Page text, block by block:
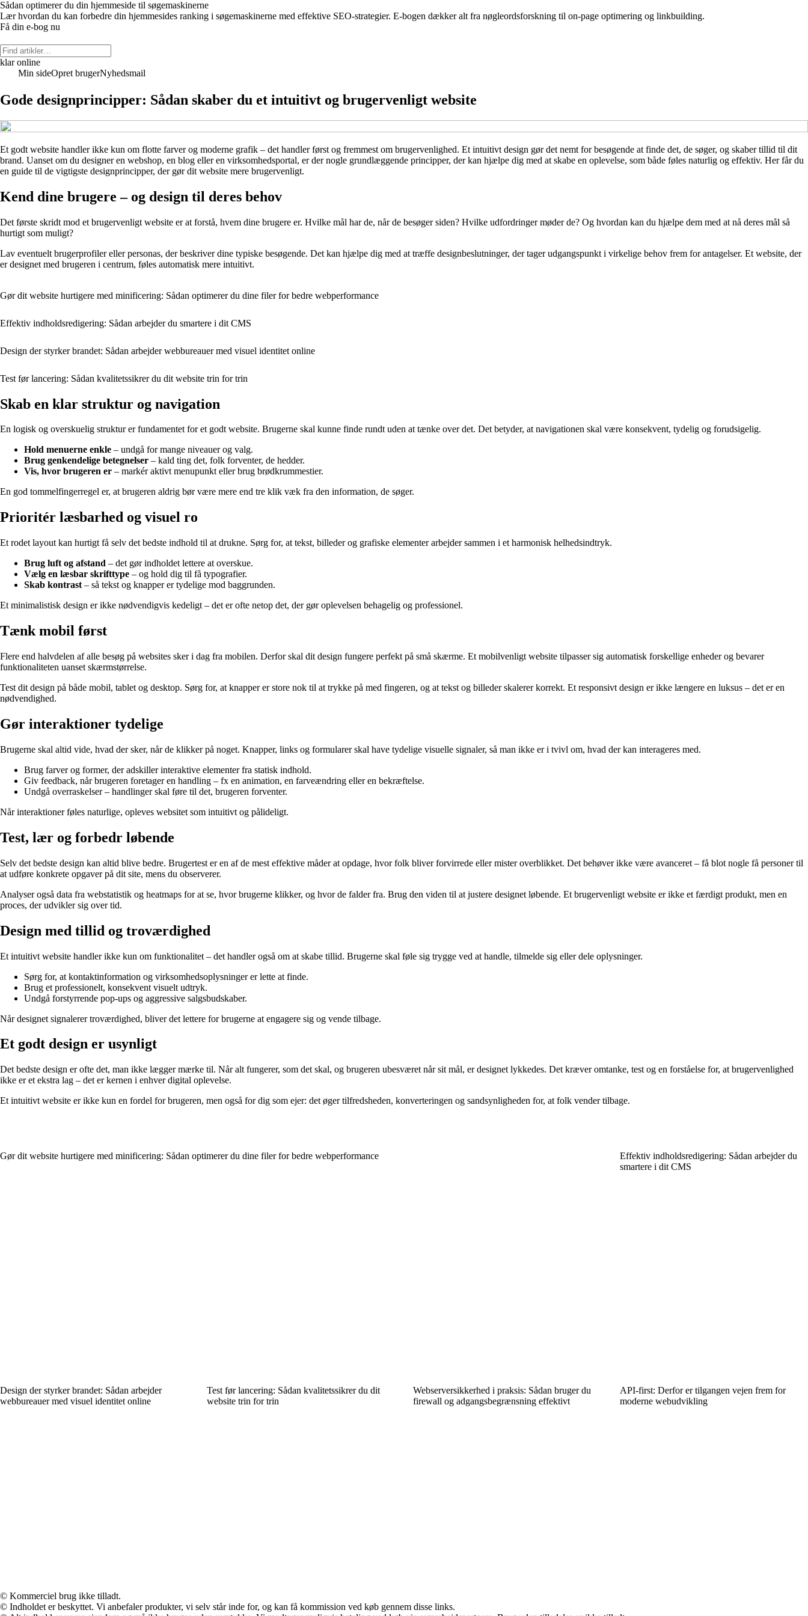
Sådan optimerer du din hjemmeside til søgemaskinerne
Lær hvordan du kan forbedre din hjemmesides ranking i søgemaskinerne med effektive SEO-strategier. E-bogen dækker alt fra nøgleordsforskning til on-page optimering og linkbuilding.
Få din e-bog nu
klar online
Min sideOpret brugerNyhedsmail
Gode designprincipper: Sådan skaber du et intuitivt og brugervenligt website
Et godt website handler ikke kun om flotte farver og moderne grafik – det handler først og fremmest om brugervenlighed. Et intuitivt design gør det nemt for besøgende at finde det, de søger, og skaber tillid til dit
brand. Uanset om du designer en webshop, en blog eller en virksomhedsportal, er der nogle grundlæggende principper, der kan hjælpe dig med at skabe en oplevelse, som både føles naturlig og effektiv. Her får du
en guide til de vigtigste designprincipper, der gør dit website mere brugervenligt.
Kend dine brugere – og design til deres behov
Det første skridt mod et brugervenligt website er at forstå, hvem dine brugere er. Hvilke mål har de, når de besøger siden? Hvilke udfordringer møder de? Og hvordan kan du hjælpe dem med at nå deres mål så
hurtigt som muligt?
Lav eventuelt brugerprofiler eller personas, der beskriver dine typiske besøgende. Det kan hjælpe dig med at træffe designbeslutninger, der tager udgangspunkt i virkelige behov frem for antagelser. Et website, der
er designet med brugeren i centrum, føles automatisk mere intuitivt.
Gør dit website hurtigere med minificering: Sådan optimerer du dine filer for bedre webperformance
Effektiv indholdsredigering: Sådan arbejder du smartere i dit CMS
Design der styrker brandet: Sådan arbejder webbureauer med visuel identitet online
Test før lancering: Sådan kvalitetssikrer du dit website trin for trin
Skab en klar struktur og navigation
En logisk og overskuelig struktur er fundamentet for et godt website. Brugerne skal kunne finde rundt uden at tænke over det. Det betyder, at navigationen skal være konsekvent, tydelig og forudsigelig.
Hold menuerne enkle – undgå for mange niveauer og valg.
Brug genkendelige betegnelser – kald ting det, folk forventer, de hedder.
Vis, hvor brugeren er – markér aktivt menupunkt eller brug brødkrummestier.
En god tommelfingerregel er, at brugeren aldrig bør være mere end tre klik væk fra den information, de søger.
Prioritér læsbarhed og visuel ro
Et rodet layout kan hurtigt få selv det bedste indhold til at drukne. Sørg for, at tekst, billeder og grafiske elementer arbejder sammen i et harmonisk helhedsindtryk.
Brug luft og afstand – det gør indholdet lettere at overskue.
Vælg en læsbar skrifttype – og hold dig til få typografier.
Skab kontrast – så tekst og knapper er tydelige mod baggrunden.
Et minimalistisk design er ikke nødvendigvis kedeligt – det er ofte netop det, der gør oplevelsen behagelig og professionel.
Tænk mobil først
Flere end halvdelen af alle besøg på websites sker i dag fra mobilen. Derfor skal dit design fungere perfekt på små skærme. Et mobilvenligt website tilpasser sig automatisk forskellige enheder og bevarer
funktionaliteten uanset skærmstørrelse.
Test dit design på både mobil, tablet og desktop. Sørg for, at knapper er store nok til at trykke på med fingeren, og at tekst og billeder skalerer korrekt. Et responsivt design er ikke længere en luksus – det er en
nødvendighed.
Gør interaktioner tydelige
Brugerne skal altid vide, hvad der sker, når de klikker på noget. Knapper, links og formularer skal have tydelige visuelle signaler, så man ikke er i tvivl om, hvad der kan interageres med.
Brug farver og former, der adskiller interaktive elementer fra statisk indhold.
Giv feedback, når brugeren foretager en handling – fx en animation, en farveændring eller en bekræftelse.
Undgå overraskelser – handlinger skal føre til det, brugeren forventer.
Når interaktioner føles naturlige, opleves websitet som intuitivt og pålideligt.
Test, lær og forbedr løbende
Selv det bedste design kan altid blive bedre. Brugertest er en af de mest effektive måder at opdage, hvor folk bliver forvirrede eller mister overblikket. Det behøver ikke være avanceret – få blot nogle få personer til
at udføre konkrete opgaver på dit site, mens du observerer.
Analyser også data fra webstatistik og heatmaps for at se, hvor brugerne klikker, og hvor de falder fra. Brug den viden til at justere designet løbende. Et brugervenligt website er ikke et færdigt produkt, men en
proces, der udvikler sig over tid.
Design med tillid og troværdighed
Et intuitivt website handler ikke kun om funktionalitet – det handler også om at skabe tillid. Brugerne skal føle sig trygge ved at handle, tilmelde sig eller dele oplysninger.
Sørg for, at kontaktinformation og virksomhedsoplysninger er lette at finde.
Brug et professionelt, konsekvent visuelt udtryk.
Undgå forstyrrende pop-ups og aggressive salgsbudskaber.
Når designet signalerer troværdighed, bliver det lettere for brugerne at engagere sig og vende tilbage.
Et godt design er usynligt
Det bedste design er ofte det, man ikke lægger mærke til. Når alt fungerer, som det skal, og brugeren ubesværet når sit mål, er designet lykkedes. Det kræver omtanke, test og en forståelse for, at brugervenlighed
ikke er et ekstra lag – det er kernen i enhver digital oplevelse.
Et intuitivt website er ikke kun en fordel for brugeren, men også for dig som ejer: det øger tilfredsheden, konverteringen og sandsynligheden for, at folk vender tilbage.
Gør dit website hurtigere med minificering: Sådan optimerer du dine filer for bedre webperformance
Effektiv indholdsredigering: Sådan arbejder du
smartere i dit CMS
Design der styrker brandet: Sådan arbejder
webbureauer med visuel identitet online
Test før lancering: Sådan kvalitetssikrer du dit
website trin for trin
Webserversikkerhed i praksis: Sådan bruger du
firewall og adgangsbegrænsning effektivt
API-first: Derfor er tilgangen vejen frem for
moderne webudvikling
© Kommerciel brug ikke tilladt.
© Indholdet er beskyttet. Vi anbefaler produkter, vi selv står inde for, og kan få kommission ved køb gennem disse links.